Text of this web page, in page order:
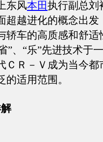
东风本田执行副总刘
超越进化的概念出发
轿车的高质感和舒适
”、“乐”先进技术于
ＣＲ－Ｖ成为当今都
适用范围。